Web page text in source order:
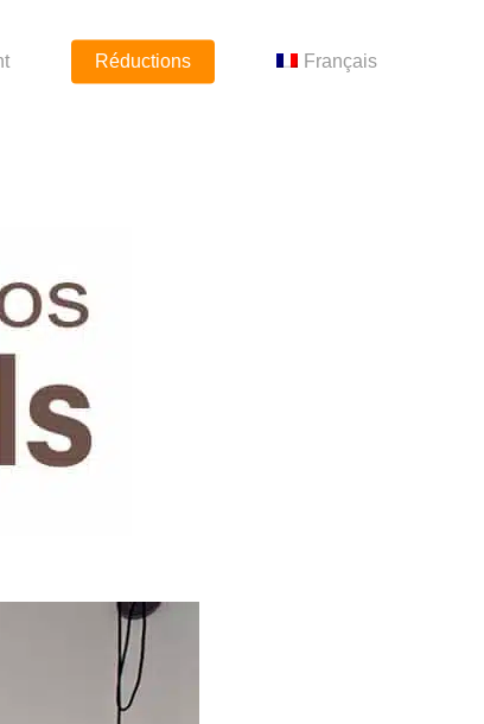
Réductions Français